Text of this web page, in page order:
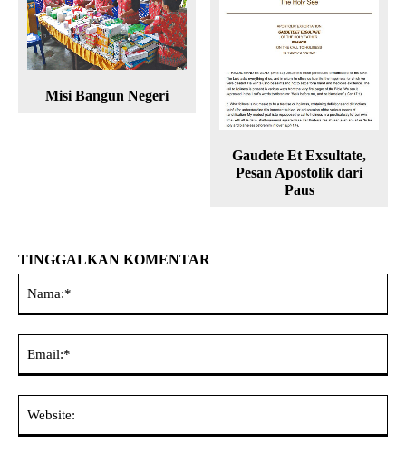
Misi Bangun Negeri
Gaudete Et Exsultate,
Pesan Apostolik dari
Paus
TINGGALKAN KOMENTAR